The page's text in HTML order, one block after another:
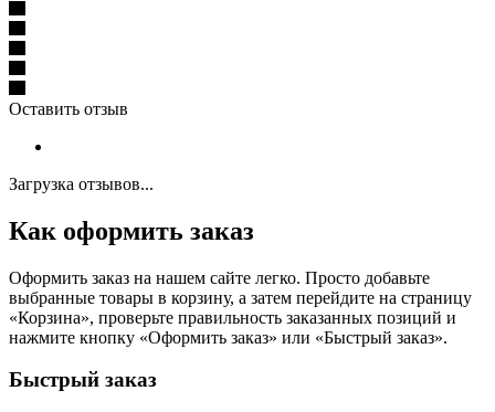
Оставить отзыв
Загрузка отзывов...
Как оформить заказ
Оформить заказ на нашем сайте легко. Просто добавьте
выбранные товары в корзину, а затем перейдите на страницу
«Корзина», проверьте правильность заказанных позиций и
нажмите кнопку «Оформить заказ» или «Быстрый заказ».
Быстрый заказ